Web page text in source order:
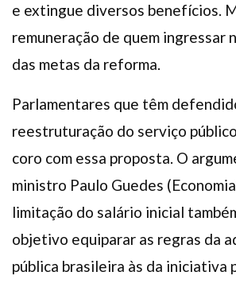
e extingue diversos benefícios.
remuneração de quem ingressar
das metas da reforma.
Parlamentares que têm
reestruturação do serviço
coro com essa proposta. O
ministro Paulo Guedes
limitação do salário inicial
objetivo equiparar as regras da
pública brasileira às da iniciativa